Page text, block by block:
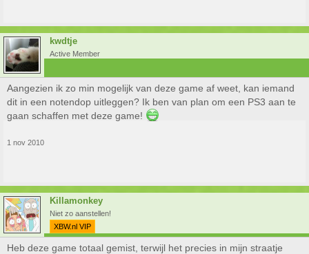
kwdtje
Active Member
Aangezien ik zo min mogelijk van deze game af weet, kan iemand
dit in een notendop uitleggen? Ik ben van plan om een PS3 aan te
gaan schaffen met deze game!
1 nov 2010
Killamonkey
Niet zo aanstellen!
XBW.nl VIP
Heb deze game totaal gemist, terwijl het precies in mijn straatje